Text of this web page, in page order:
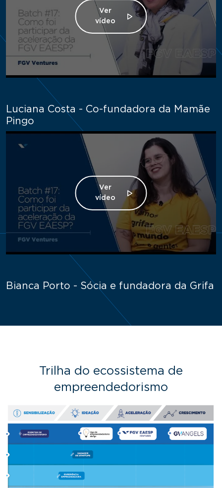
Ver
vídeo
Luciana Costa - Co-fundadora da Mamãe
Pingo
Ver
vídeo
Bianca Porto - Sócia e fundadora da Grifa
Trilha do ecossistema de
empreendedorismo